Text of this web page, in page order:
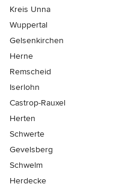
Kreis Unna
Wuppertal
Gelsenkirchen
Herne
Remscheid
Iserlohn
Castrop-Rauxel
Herten
Schwerte
Gevelsberg
Schwelm
Herdecke